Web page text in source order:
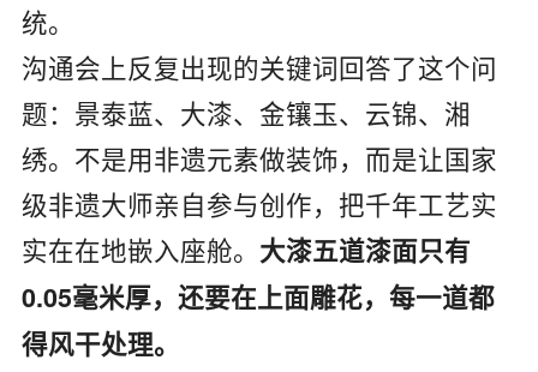
统。
沟通会上反复出现的关键词回答了这个问
题：景泰蓝、大漆、金镶玉、云锦、湘
绣。不是用非遗元素做装饰，而是让国家
级非遗大师亲自参与创作，把千年工艺实
实在在地嵌入座舱。 大漆五道漆面只有
0.05毫米厚，还要在上面雕花，每一道都
得风干处理。